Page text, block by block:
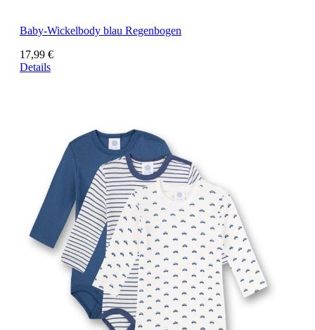
Baby-Wickelbody blau Regenbogen
17,99 €
Details